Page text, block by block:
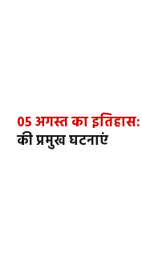
05 अगस्त का इतिहास:
की प्रमुख घटनाएं